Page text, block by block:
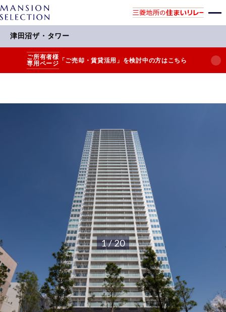
津田沼ザ・タワー
ご所有者様
専用ページ 「ご売却・賃貸活用」を検討中の方はこちら
1 / 20